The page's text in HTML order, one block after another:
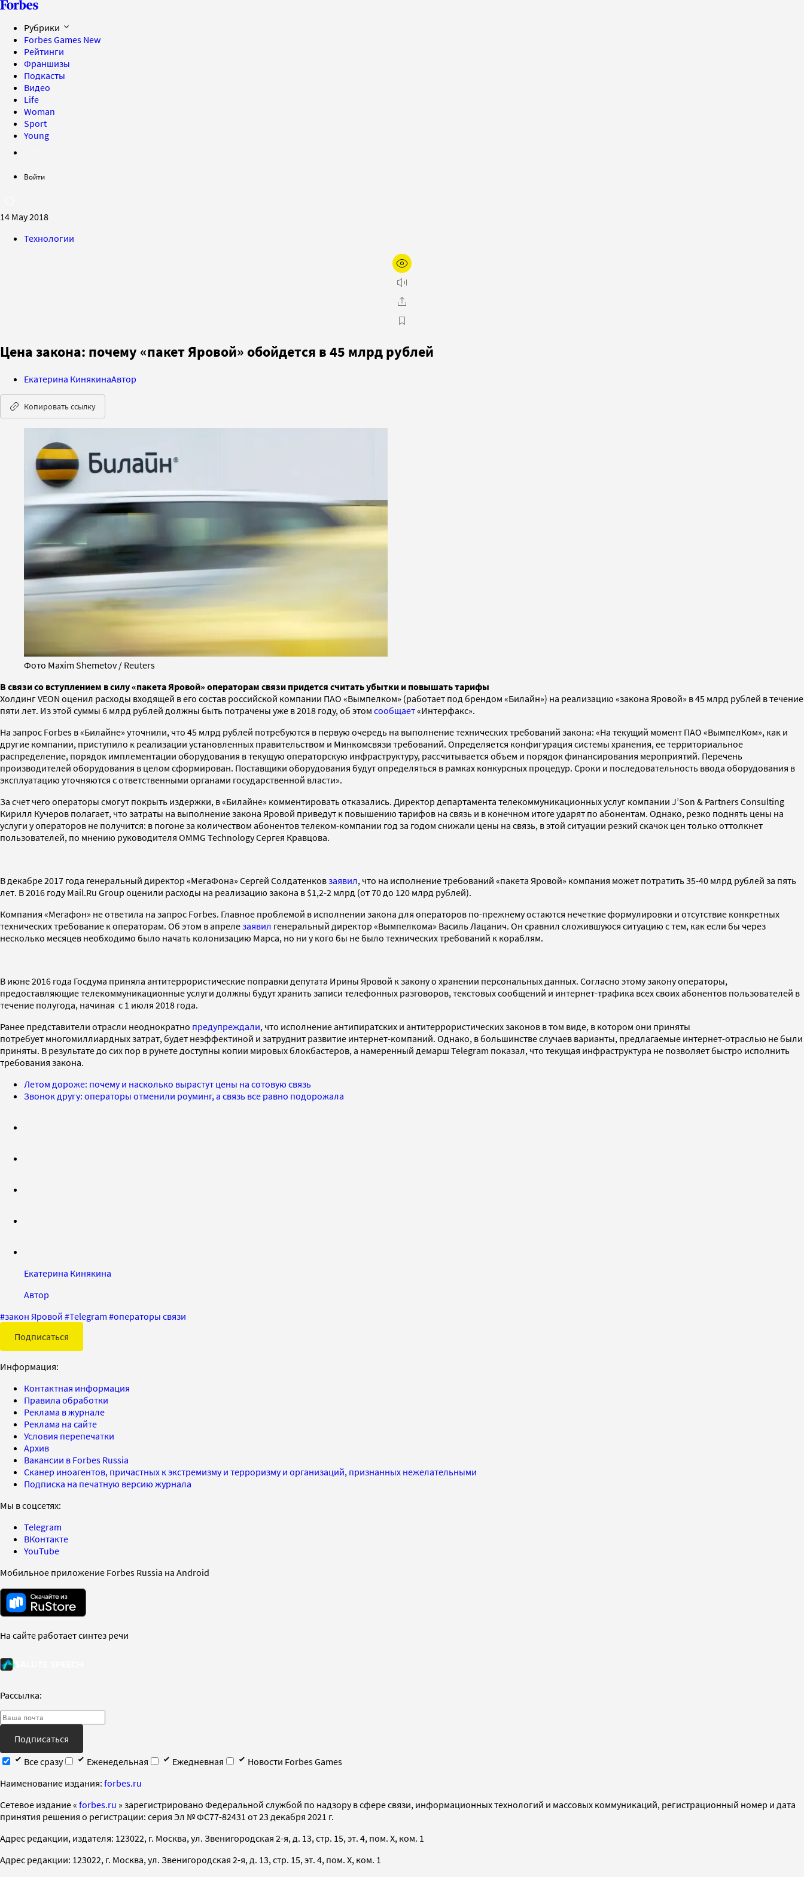
Рубрики
Forbes Games New
Рейтинги
Франшизы
Подкасты
Видео
Life
Woman
Sport
Young
Войти
14 May 2018
Технологии
Цена закона: почему «пакет Яровой» обойдется в 45 млрд рублей
Екатерина КинякинаАвтор
Копировать ссылку
Фото Maxim Shemetov / Reuters
В связи со вступлением в силу «пакета Яровой» операторам связи придется считать убытки и повышать тарифы
Холдинг VEON оценил расходы входящей в его состав российской компании ПАО «Вымпелком» (работает под брендом «Билайн») на реализацию «закона Яровой» в 45 млрд рублей в течение
пяти лет. Из этой суммы 6 млрд рублей должны быть потрачены уже в 2018 году, об этом сообщает«Интерфакс».
На запрос Forbes в «Билайне» уточнили, что 45 млрд рублей потребуются в первую очередь на выполнение технических требований закона: «На текущий момент ПАО «ВымпелКом», как и
другие компании, приступило к реализации установленных правительством и Минкомсвязи требований. Определяется конфигурация системы хранения, ее территориальное
распределение, порядок имплементации оборудования в текущую операторскую инфраструктуру, рассчитывается объем и порядок финансирования мероприятий. Перечень
производителей оборудования в целом сформирован. Поставщики оборудования будут определяться в рамках конкурсных процедур. Сроки и последовательность ввода оборудования в
эксплуатацию уточняются с ответственными органами государственной власти».
За счет чего операторы смогут покрыть издержки, в «Билайне» комментировать отказались. Директор департамента телекоммуникационных услуг компании J’Son & Partners Consulting
Кирилл Кучеров полагает, что затраты на выполнение закона Яровой приведут к повышению тарифов на связь и в конечном итоге ударят по абонентам. Однако, резко поднять цены на
услуги у операторов не получится: в погоне за количеством абонентов телеком-компании год за годом снижали цены на связь, в этой ситуации резкий скачок цен только оттолкнет
пользователей, по мнению руководителя OMMG Technology Сергея Кравцова.
В декабре 2017 года генеральный директор «МегаФона» Сергей Солдатенковзаявил, что на исполнение требований «пакета Яровой» компания может потратить 35-40 млрд рублей за пять
лет. В 2016 году Mail.Ru Group оценили расходы на реализацию закона в $1,2-2 млрд (от 70 до 120 млрд рублей).
Компания «Мегафон» не ответила на запрос Forbes. Главное проблемой в исполнении закона для операторов по-прежнему остаются нечеткие формулировки и отсутствие конкретных
технических требование к операторам. Об этом в апрелезаявил генеральный директор «Вымпелкома» Василь Лацанич. Он сравнил сложившуюся ситуацию с тем, как если бы через
несколько месяцев необходимо было начать колонизацию Марса, но ни у кого бы не было технических требований к кораблям.
В июне 2016 года Госдума приняла антитеррористические поправки депутата Ирины Яровой к закону о хранении персональных данных. Согласно этому закону операторы,
предоставляющие телекоммуникационные услуги должны будут хранить записи телефонных разговоров, текстовых сообщений и интернет-трафика всех своих абонентов пользователей в
течение полугода, начиная с 1 июля 2018 года.
Ранее представители отрасли неоднократно предупреждали, что исполнение антипиратских и антитеррористических законов в том виде, в котором они приняты
потребует многомиллиардных затрат, будет неэффектиной и затруднит развитие интернет-компаний. Однако, в большинстве случаев варианты, предлагаемые интернет-отраслью не были
приняты. В результате до сих пор в рунете доступны копии мировых блокбастеров, а намеренный демарш Telegram показал, что текущая инфраструктура не позволяет быстро исполнить
требования закона.
Летом дороже: почему и насколько вырастут цены на сотовую связь
Звонок другу: операторы отменили роуминг, а связь все равно подорожала
Екатерина Кинякина
Автор
#закон Яровой #Telegram #операторы связи
Подписаться
Информация:
Контактная информация
Правила обработки
Реклама в журнале
Реклама на сайте
Условия перепечатки
Архив
Вакансии в Forbes Russia
Сканер иноагентов, причастных к экстремизму и терроризму и организаций, признанных нежелательными
Подписка на печатную версию журнала
Мы в соцсетях:
Telegram
ВКонтакте
YouTube
Мобильное приложение Forbes Russia на Android
На сайте работает синтез речи
Рассылка:
Подписаться
Все сразу
Еженедельная Ежедневная
Новости Forbes Games
Наименование издания: forbes.ru
Cетевое издание « forbes.ru » зарегистрировано Федеральной службой по надзору в сфере связи, информационных технологий и массовых коммуникаций, регистрационный номер и дата
принятия решения о регистрации: серия Эл № ФС77-82431 от 23 декабря 2021 г.
Адрес редакции, издателя: 123022, г. Москва, ул. Звенигородская 2-я, д. 13, стр. 15, эт. 4, пом. X, ком. 1
Адрес редакции: 123022, г. Москва, ул. Звенигородская 2-я, д. 13, стр. 15, эт. 4, пом. X, ком. 1